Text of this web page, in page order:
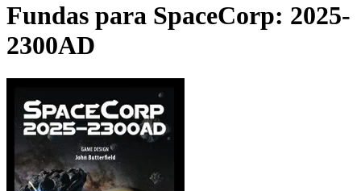
Fundas para SpaceCorp: 2025-
2300AD